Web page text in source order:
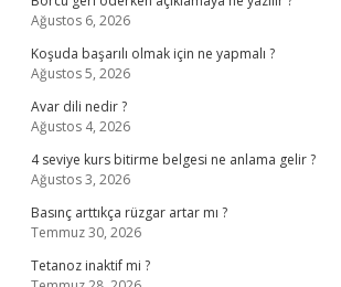
Ağustos 6, 2026
Koşuda başarılı olmak için ne yapmalı ?
Ağustos 5, 2026
Avar dili nedir ?
Ağustos 4, 2026
4 seviye kurs bitirme belgesi ne anlama gelir ?
Ağustos 3, 2026
Basınç arttıkça rüzgar artar mı ?
Temmuz 30, 2026
Tetanoz inaktif mi ?